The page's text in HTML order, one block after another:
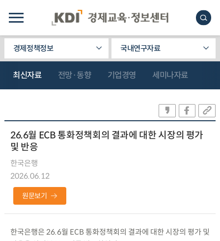
경제정책정보 국내연구자료
최신자료 전망·동향 기업경영 세미나자료
26.6월 ECB 통화정책회의 결과에 대한 시장의 평가
및 반응
한국은행
2026.06.12
원문보기
한국은행은 26.6월 ECB 통화정책회의 결과에 대한 시장의 평가 및